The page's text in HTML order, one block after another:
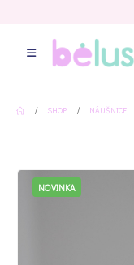
SHOP NÁUŠNICE,
NOVINKA